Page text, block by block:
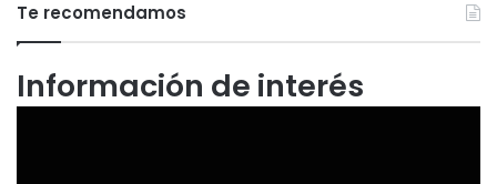
Te recomendamos
Información de interés